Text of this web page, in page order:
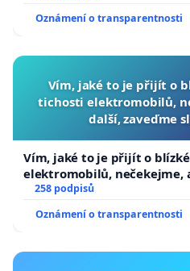
Oznámení o transparentnosti
Vím, jaké to je přijít o
tichosti elektromobilů,
další, zaveďme
Vím, jaké to je přijít o
elektromobilů, nečekejme,
zaveďme slyšitelná auta!
258 podpisů
Oznámení o transparentnosti